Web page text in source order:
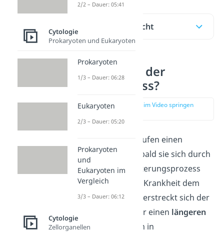
Inhaltsübersicht
Wie verläuft der
Sterbeprozess?
zur Stelle im Video springen
Menschen durchlaufen einen
Sterbeprozess
, sobald sie sich durch
den natürlichen Alterungsprozess
oder eine schwere Krankheit dem
Tod nähern. Dabei erstreckt sich der
Sterbeprozess über einen längeren
Zeitraum
und kann in
2/2 – Dauer: 05:41
Cytologie
Prokaryoten und Eukaryoten
Prokaryoten
1/3 – Dauer: 06:28
Eukaryoten
2/3 – Dauer: 05:20
Prokaryoten
und
Eukaryoten im
Vergleich
3/3 – Dauer: 06:12
Cytologie
Zellorganellen